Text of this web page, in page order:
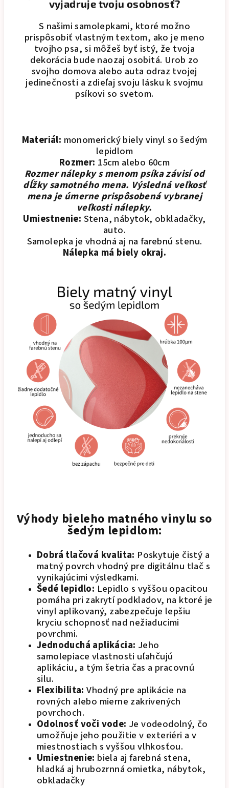
vyjadruje tvoju osobnosť?
S našimi samolepkami, ktoré možno
prispôsobiť vlastným textom, ako je meno
tvojho psa, si môžeš byť istý, že tvoja
dekorácia bude naozaj osobitá. Urob zo
svojho domova alebo auta odraz tvojej
jedinečnosti a zdieľaj svoju lásku k svojmu
psíkovi so svetom.
Materiál: monomerický biely vinyl so šedým
lepidlom
Rozmer: 15cm alebo 60cm
Rozmer nálepky s menom psíka závisí od
dĺžky samotného mena. Výsledná veľkosť
mena je úmerne prispôsobená vybranej
veľkosti nálepky.
Umiestnenie: Stena, nábytok, obkladačky,
auto.
Samolepka je vhodná aj na farebnú stenu.
Nálepka má biely okraj.
Výhody bieleho matného vinylu so
šedým lepidlom:
Dobrá tlačová kvalita: Poskytuje čistý a
matný povrch vhodný pre digitálnu tlač s
vynikajúcimi výsledkami.
Šedé lepidlo: Lepidlo s vyššou opacitou
pomáha pri zakrytí podkladov, na ktoré je
vinyl aplikovaný, zabezpečuje lepšiu
kryciu schopnosť nad nežiaducimi
povrchmi.
Jednoduchá aplikácia: Jeho
samolepiace vlastnosti uľahčujú
aplikáciu, a tým šetria čas a pracovnú
silu.
Flexibilita: Vhodný pre aplikácie na
rovných alebo mierne zakrivených
povrchoch.
Odolnosť voči vode: Je vodeodolný, čo
umožňuje jeho použitie v exteriéri a v
miestnostiach s vyššou vlhkosťou.
Umiestnenie: biela aj farebná stena,
hladká aj hrubozrnná omietka, nábytok,
obkladačky